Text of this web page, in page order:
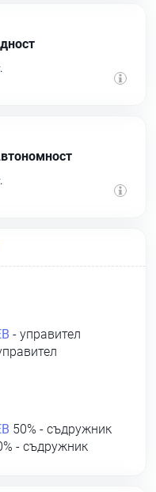
- управител
50% - съдружник
- съдружник